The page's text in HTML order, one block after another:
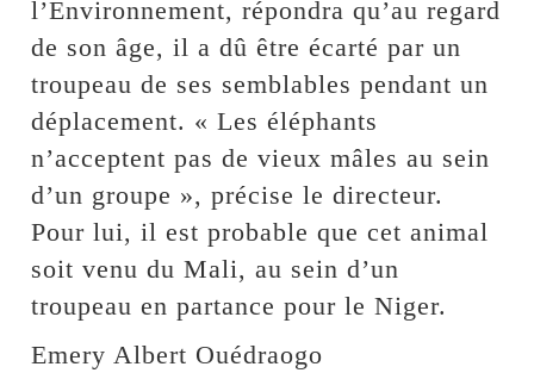
l’Environnement, répondra qu’au regard
de son âge, il a dû être écarté par un
troupeau de ses semblables pendant un
déplacement. « Les éléphants
n’acceptent pas de vieux mâles au sein
d’un groupe », précise le directeur.
Pour lui, il est probable que cet animal
soit venu du Mali, au sein d’un
troupeau en partance pour le Niger.
Emery Albert Ouédraogo